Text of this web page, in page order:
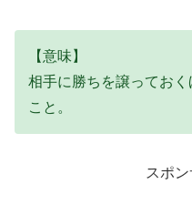
【意味】
相手に勝ちを譲ってお
こと。
スポ